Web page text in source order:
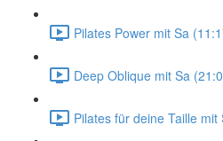
Pilates Power mit Sa
Deep Oblique mit Sa
Pilates für deine Taille mit